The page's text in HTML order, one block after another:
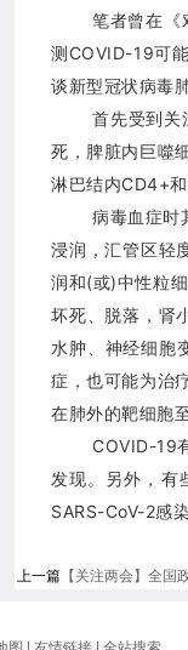
笔者曾在《
测COVID-19可
谈新型冠状病毒
首先受到关
死，脾脏内巨噬
淋巴结内CD4+
病毒血症时
浸润，汇管区轻
润和(或)中性粒
坏死、脱落，肾
水肿、神经细胞
症，也可能为治
在肺外的靶细胞
COVID-19
发现。另外，有
SARS-CoV-2感染
上一篇 【关注两会】全国